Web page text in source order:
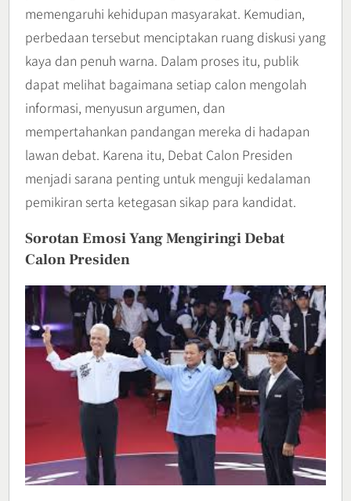
memengaruhi kehidupan masyarakat. Kemudian,
perbedaan tersebut menciptakan ruang diskusi yang
kaya dan penuh warna. Dalam proses itu, publik
dapat melihat bagaimana setiap calon mengolah
informasi, menyusun argumen, dan
mempertahankan pandangan mereka di hadapan
lawan debat. Karena itu, Debat Calon Presiden
menjadi sarana penting untuk menguji kedalaman
pemikiran serta ketegasan sikap para kandidat.
Sorotan Emosi Yang Mengiringi Debat
Calon Presiden